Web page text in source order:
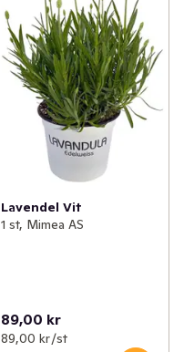
Lavendel Vit
1 st, Mimea AS
89,00 kr
89,00 kr /st